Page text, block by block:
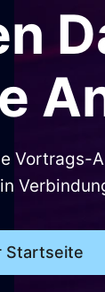
Vortrags-
Startseite